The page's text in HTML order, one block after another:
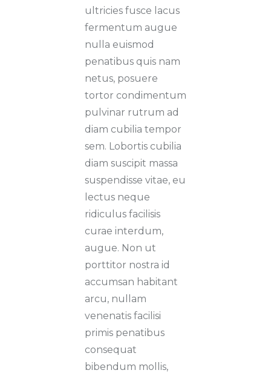
ultricies fusce lacus
fermentum augue
nulla euismod
penatibus quis nam
netus, posuere
tortor condimentum
pulvinar rutrum ad
diam cubilia tempor
sem. Lobortis cubilia
diam suscipit massa
suspendisse vitae, eu
lectus neque
ridiculus facilisis
curae interdum,
augue. Non ut
porttitor nostra id
accumsan habitant
arcu, nullam
venenatis facilisi
primis penatibus
consequat
bibendum mollis,